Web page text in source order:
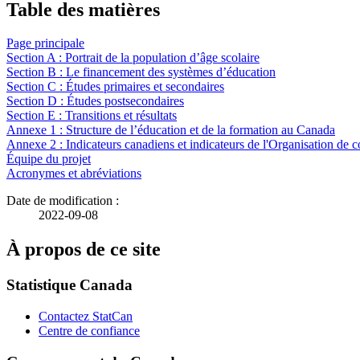
Table des matières
Page principale
Section A : Portrait de la population d’âge scolaire
Section B : Le financement des systèmes d’éducation
Section C : Études primaires et secondaires
Section D : Études postsecondaires
Section E : Transitions et résultats
Annexe 1 : Structure de l’éducation et de la formation au Canada
Annexe 2 : Indicateurs canadiens et indicateurs de l'Organisation de
Équipe du projet
Acronymes et abréviations
Date de modification :
2022-09-08
À propos de ce site
Statistique Canada
Contactez StatCan
Centre de confiance